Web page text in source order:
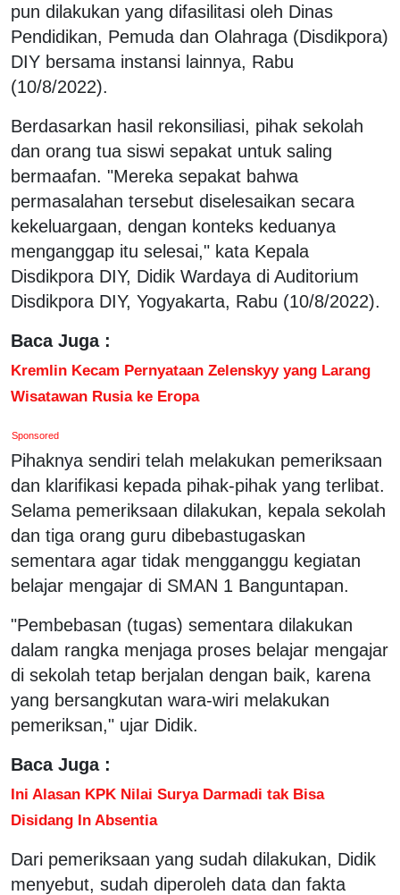
pun dilakukan yang difasilitasi oleh Dinas
Pendidikan, Pemuda dan Olahraga (Disdikpora)
DIY bersama instansi lainnya, Rabu
(10/8/2022).
Berdasarkan hasil rekonsiliasi, pihak sekolah
dan orang tua siswi sepakat untuk saling
bermaafan. "Mereka sepakat bahwa
permasalahan tersebut diselesaikan secara
kekeluargaan, dengan konteks keduanya
menganggap itu selesai," kata Kepala
Disdikpora DIY, Didik Wardaya di Auditorium
Disdikpora DIY, Yogyakarta, Rabu (10/8/2022).
Baca Juga :
Kremlin Kecam Pernyataan Zelenskyy yang Larang
Wisatawan Rusia ke Eropa
Sponsored
Pihaknya sendiri telah melakukan pemeriksaan
dan klarifikasi kepada pihak-pihak yang terlibat.
Selama pemeriksaan dilakukan, kepala sekolah
dan tiga orang guru dibebastugaskan
sementara agar tidak mengganggu kegiatan
belajar mengajar di SMAN 1 Banguntapan.
"Pembebasan (tugas) sementara dilakukan
dalam rangka menjaga proses belajar mengajar
di sekolah tetap berjalan dengan baik, karena
yang bersangkutan wara-wiri melakukan
pemeriksan," ujar Didik.
Baca Juga :
Ini Alasan KPK Nilai Surya Darmadi tak Bisa
Disidang In Absentia
Dari pemeriksaan yang sudah dilakukan, Didik
menyebut, sudah diperoleh data dan fakta